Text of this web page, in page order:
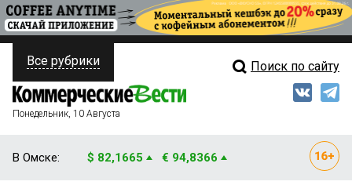
ПОЛИТИКА
ФИНАНСЫ
Свежий выпуск
Все рубрики Поиск по сайту
Понедельник, 10 Августа
В Омске: $ 82,1665 € 94,8366